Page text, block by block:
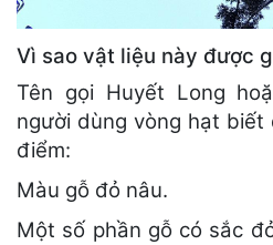
Vì sao vật liệu này được
Tên gọi Huyết Long
người dùng vòng hạt
điểm:
Màu gỗ đỏ nâu.
Một số phần gỗ có sắc